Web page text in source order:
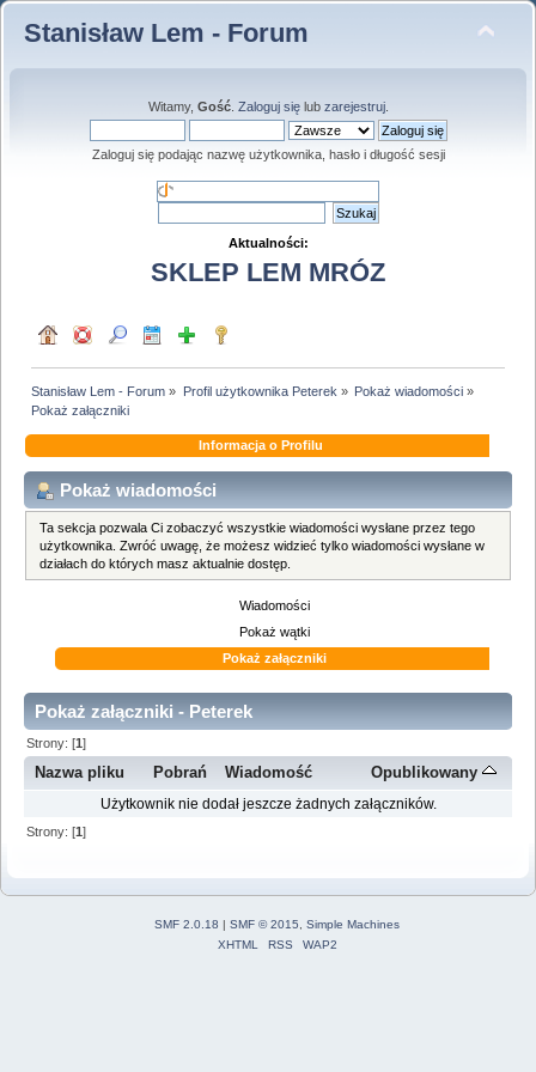
Stanisław Lem - Forum
Witamy, Gość. Zaloguj sięlub zarejestruj.
Zaloguj się podając nazwę użytkownika, hasło i długość sesji
Aktualności:
SKLEP LEM MRÓZ
Stanisław Lem - Forum » Profil użytkownika Peterek » Pokaż wiadomości»
Pokaż załączniki
Informacja o Profilu
Pokaż wiadomości
Ta sekcja pozwala Ci zobaczyć wszystkie wiadomości wysłane przez tego
użytkownika. Zwróć uwagę, że możesz widzieć tylko wiadomości wysłane w
działach do których masz aktualnie dostęp.
Wiadomości
Pokaż wątki
Pokaż załączniki
Pokaż załączniki - Peterek
Strony: [1]
Nazwa pliku Pobrań Wiadomość Opublikowany
Użytkownik nie dodał jeszcze żadnych załączników.
Strony: [1]
SMF 2.0.18 | SMF © 2015
Simple Machines
XHTML
RSS WAP2